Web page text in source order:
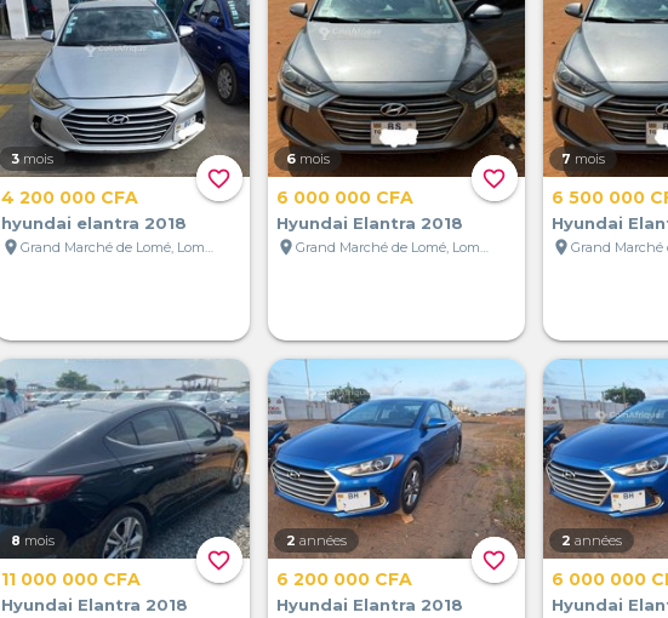
favorite_border
3 mois
4 200 000 CFA
hyundai elantra 2018
location_on
Grand Marché de Lomé, Lomé, Togo
favorite_border
6 mois
6 000 000 CFA
Hyundai Elantra 2018
location_on
Grand Marché de Lomé, Lomé, Togo
7 mois
6 500 000
Hyundai
location_on
favorite_border
8 mois
11 000 000 CFA
Hyundai Elantra 2018
favorite_border
2 années
6 200 000 CFA
Hyundai Elantra 2018
2 années
6 000 000
Hyundai